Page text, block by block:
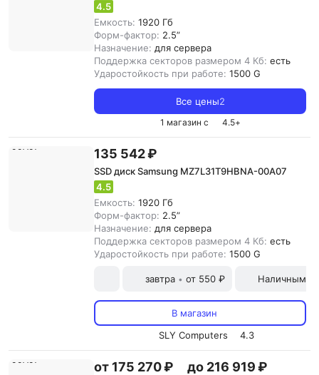
4.5
Емкость: 1920 Гб
Форм-фактор: 2.5”
Назначение: для сервера
Поддержка секторов размером 4 Кб: есть
Ударостойкость при работе: 1500 G
Все цены2
1 магазин с 4.5+
135 542 ₽
SSD диск Samsung MZ7L31T9HBNA-00A07
4.5
Емкость: 1920 Гб
Форм-фактор: 2.5”
Назначение: для сервера
Поддержка секторов размером 4 Кб: есть
Ударостойкость при работе: 1500 G
завтра • от 550 ₽ Наличными
В магазин
SLY Computers
4.3
от 175 270 ₽ до 216 919 ₽